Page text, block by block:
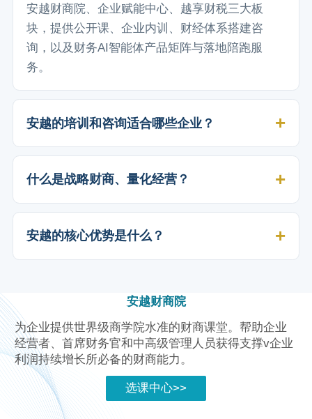
安越财商院、企业赋能中心、越享财税三大板
块，提供公开课、企业内训、财经体系搭建咨
询，以及财务AI智能体产品矩阵与落地陪跑服
务。
安越的培训和咨询适合哪些企业？
什么是战略财商、量化经营？
安越的核心优势是什么？
安越财商院
为企业提供世界级商学院水准的财商课堂。帮助企业
经营者、首席财务官和中高级管理人员获得支撑v企业
利润持续增长所必备的财商能力。
选课中心>>